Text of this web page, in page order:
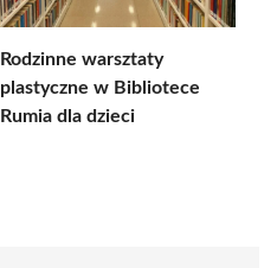
Rodzinne warsztaty
plastyczne w Bibliotece
Rumia dla dzieci